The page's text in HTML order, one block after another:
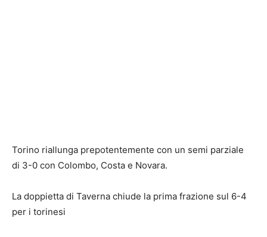
Torino riallunga prepotentemente con un semi parziale
di 3-0 con Colombo, Costa e Novara.
La doppietta di Taverna chiude la prima frazione sul 6-4
per i torinesi